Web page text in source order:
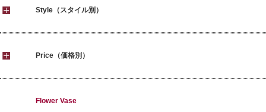
Style（スタイル別）
Price（価格別）
Flower Vase